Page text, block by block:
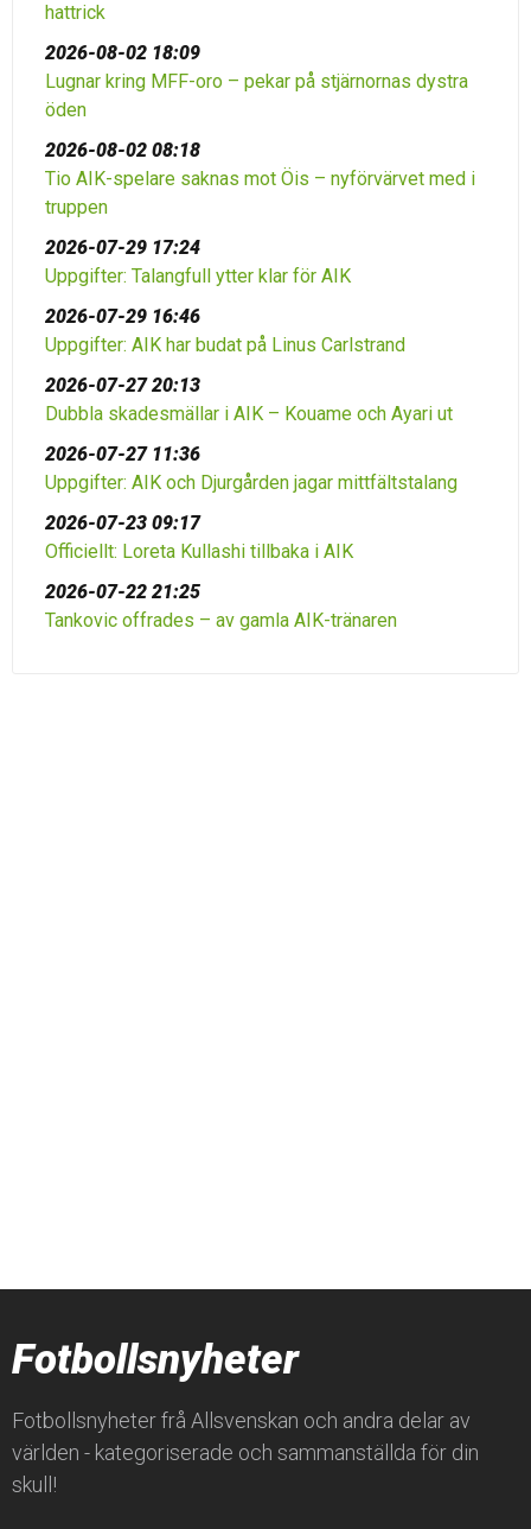
hattrick
2026-08-02 18:09
Lugnar kring MFF-oro – pekar på stjärnornas dystra
öden
2026-08-02 08:18
Tio AIK-spelare saknas mot Öis – nyförvärvet med i
truppen
2026-07-29 17:24
Uppgifter: Talangfull ytter klar för AIK
2026-07-29 16:46
Uppgifter: AIK har budat på Linus Carlstrand
2026-07-27 20:13
Dubbla skadesmällar i AIK – Kouame och Ayari ut
2026-07-27 11:36
Uppgifter: AIK och Djurgården jagar mittfältstalang
2026-07-23 09:17
Officiellt: Loreta Kullashi tillbaka i AIK
2026-07-22 21:25
Tankovic offrades – av gamla AIK-tränaren
Fotbollsnyheter
Fotbollsnyheter frå Allsvenskan och andra delar av
världen - kategoriserade och sammanställda för din
skull!